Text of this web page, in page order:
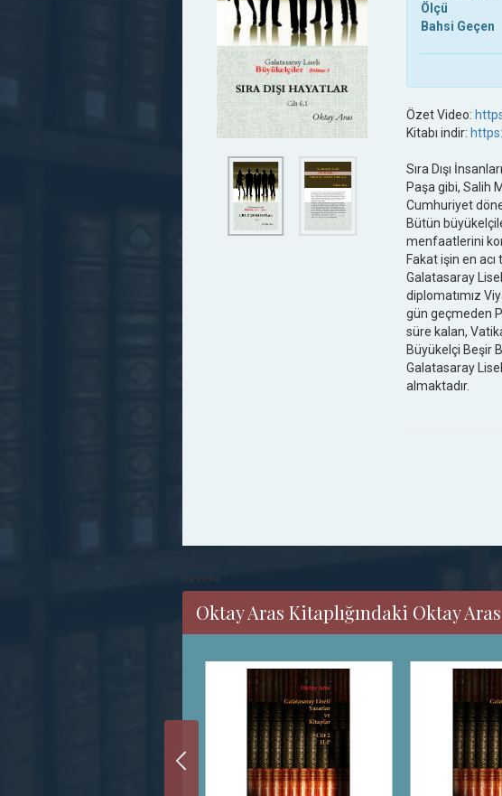
Ölçü
Bahsi Geçen
Özet Video:
Kitabı indir:
Sıra Dışı
Paşa gibi, Salih
Cumhuriyet
Bütün
menfaatlerini
Fakat işin en
Galatasaray
diplomatımız
gün geçmeden
süre kalan,
Büyükelçi Beşir
Galatasaray
almaktadır.
******
Oktay Aras Kitaplığındaki Oktay